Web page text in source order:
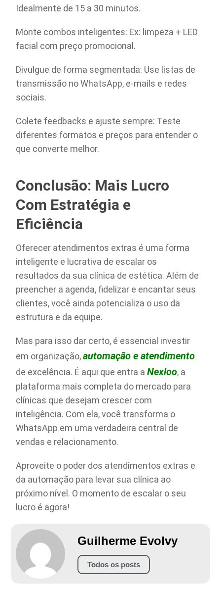
Idealmente de 15 a 30 minutos.
Monte combos inteligentes: Ex: limpeza + LED
facial com preço promocional.
Divulgue de forma segmentada: Use listas de
transmissão no WhatsApp, e-mails e redes
sociais.
Colete feedbacks e ajuste sempre: Teste
diferentes formatos e preços para entender o
que converte melhor.
Conclusão: Mais Lucro
Com Estratégia e
Eficiência
Oferecer atendimentos extras é uma forma
inteligente e lucrativa de escalar os
resultados da sua clínica de estética. Além de
preencher a agenda, fidelizar e encantar seus
clientes, você ainda potencializa o uso da
estrutura e da equipe.
Mas para isso dar certo, é essencial investir
em organização,automação e atendimento
de excelência. É aqui que entra aNexloo, a
plataforma mais completa do mercado para
clínicas que desejam crescer com
inteligência. Com ela, você transforma o
WhatsApp em uma verdadeira central de
vendas e relacionamento.
Aproveite o poder dos atendimentos extras e
da automação para levar sua clínica ao
próximo nível. O momento de escalar o seu
lucro é agora!
Guilherme Evolvy
Todos os posts